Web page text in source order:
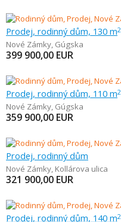
Prodej, rodinný dům, 130 m2
Nové Zámky, Gúgska
399 900,00 EUR
Prodej, rodinný dům, 110 m2
Nové Zámky, Gúgska
359 900,00 EUR
Prodej, rodinný dům
Nové Zámky, Kollárova ulica
321 900,00 EUR
Prodej, rodinný dům, 140 m2